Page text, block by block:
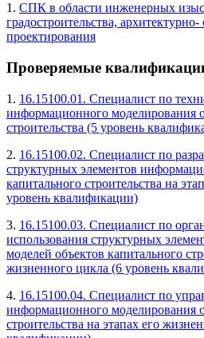
1. СПК в области инженерных
градостроительства, архитектурно-
проектирования
Проверяемые
1. 16.15100.01. Специалист по
информационного моделирования
строительства (5 уровень
2. 16.15100.02. Специалист по
структурных элементов
капитального строительства на
уровень квалификации)
3. 16.15100.03. Специалист по
использования структурных
моделей объектов капитального
жизненного цикла (6 уровень
4. 16.15100.04. Специалист по
информационного моделирования
строительства на этапах его